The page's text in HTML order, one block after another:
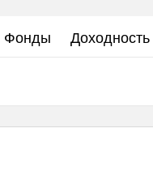
Фонды Доходность